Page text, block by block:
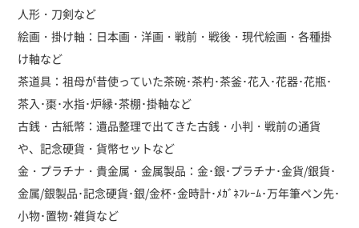
人形・刀剣など
絵画・掛け軸：日本画・洋画・戦前・戦後・現代絵画・各種掛
け軸など
茶道具：祖母が昔使っていた茶碗･茶杓･茶釜･花入･花器･花瓶･
茶入･棗･水指･炉縁･茶棚･掛軸など
古銭・古紙幣：遺品整理で出てきた古銭・小判・戦前の通貨
や、記念硬貨・貨幣セットなど
金・プラチナ・貴金属・金属製品：金･銀･プラチナ･金貨/銀貨･
金属/銀製品･記念硬貨･銀/金杯･金時計･ﾒｶﾞﾈﾌﾚｰﾑ･万年筆ペン先･
小物･置物･雑貨など